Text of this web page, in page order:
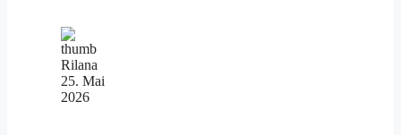
Rilana
25. Mai
2026